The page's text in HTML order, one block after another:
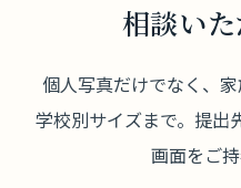
相談いた
個人写真だけでなく、家
学校別サイズまで。提出
画面をご